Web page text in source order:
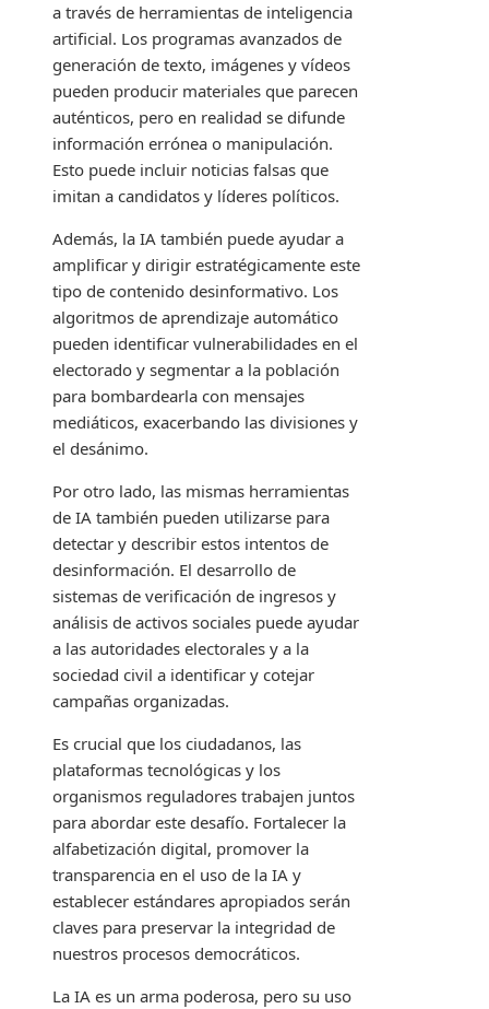
a través de herramientas de inteligencia
artificial. Los programas avanzados de
generación de texto, imágenes y vídeos
pueden producir materiales que parecen
auténticos, pero en realidad se difunde
información errónea o manipulación.
Esto puede incluir noticias falsas que
imitan a candidatos y líderes políticos.
Además, la IA también puede ayudar a
amplificar y dirigir estratégicamente este
tipo de contenido desinformativo. Los
algoritmos de aprendizaje automático
pueden identificar vulnerabilidades en el
electorado y segmentar a la población
para bombardearla con mensajes
mediáticos, exacerbando las divisiones y
el desánimo.
Por otro lado, las mismas herramientas
de IA también pueden utilizarse para
detectar y describir estos intentos de
desinformación. El desarrollo de
sistemas de verificación de ingresos y
análisis de activos sociales puede ayudar
a las autoridades electorales y a la
sociedad civil a identificar y cotejar
campañas organizadas.
Es crucial que los ciudadanos, las
plataformas tecnológicas y los
organismos reguladores trabajen juntos
para abordar este desafío. Fortalecer la
alfabetización digital, promover la
transparencia en el uso de la IA y
establecer estándares apropiados serán
claves para preservar la integridad de
nuestros procesos democráticos.
La IA es un arma poderosa, pero su uso